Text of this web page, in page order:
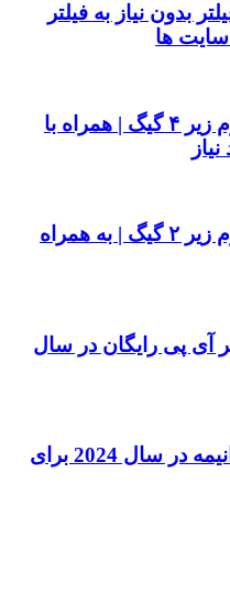
بدون نیاز به فیلتر
ها
۱۰ بازی پیشنهادی برای رم زیر ۴ گیگ | همراه با
۱۰ بازی پیشنهادی برای رم زیر ۲ گیگ | به همراه
آی پی رایگان در سال
بهترین برنامه های دانلود انیمه در سال 2024 برای